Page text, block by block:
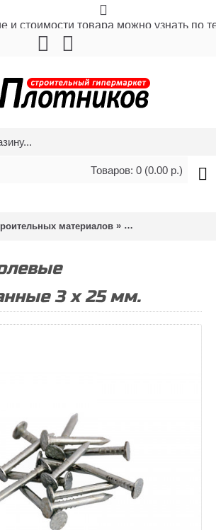
и стоимости товара можно узнать по
Товаров: 0 (0.00 р.)
материалов » Метизы и крепёж
3 х 25 мм.